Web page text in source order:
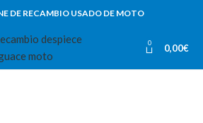
DE RECAMBIO USADO DE MOTO
0 0,00€